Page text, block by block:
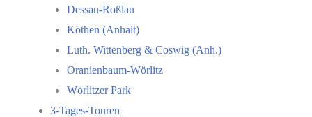
Dessau-Roßlau
Köthen (Anhalt)
Luth. Wittenberg & Coswig (Anh.)
Oranienbaum-Wörlitz
Wörlitzer Park
3-Tages-Touren